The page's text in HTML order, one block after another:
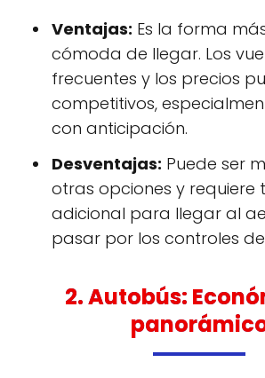
Ventajas: Es la forma
cómoda de llegar. Los
frecuentes y los precios
competitivos,
con anticipación.
Desventajas: Puede ser
otras opciones y requiere
adicional para llegar al
pasar por los controles
2. Autobús: